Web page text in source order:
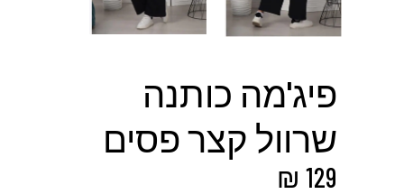
פיג'מה כותנה
שרוול קצר פסים
₪ 129